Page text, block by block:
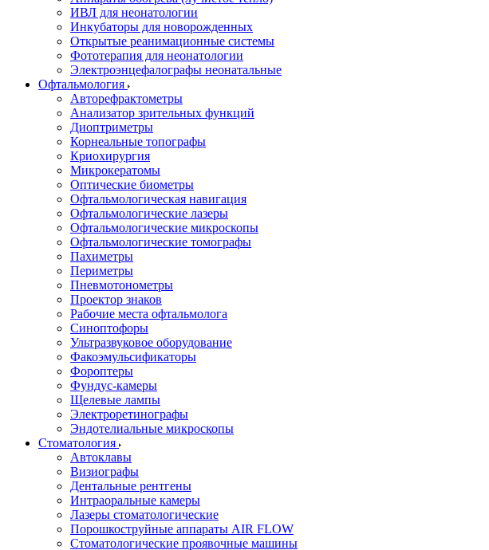
ИВЛ для неонатологии
Инкубаторы для новорожденных
Открытые реанимационные системы
Фототерапия для неонатологии
Электроэнцефалографы неонатальные
Офтальмология
Авторефрактометры
Анализатор зрительных функций
Диоптриметры
Корнеальные топографы
Криохирургия
Микрокератомы
Оптические биометры
Офтальмологическая навигация
Офтальмологические лазеры
Офтальмологические микроскопы
Офтальмологические томографы
Пахиметры
Периметры
Пневмотонометры
Проектор знаков
Рабочие места офтальмолога
Синоптофоры
Ультразвуковое оборудование
Факоэмульсификаторы
Фороптеры
Фундус-камеры
Щелевые лампы
Электроретинографы
Эндотелиальные микроскопы
Стоматология
Автоклавы
Визиографы
Дентальные рентгены
Интраоральные камеры
Лазеры стоматологические
Порошкоструйные аппараты AIR FLOW
Стоматологические проявочные машины